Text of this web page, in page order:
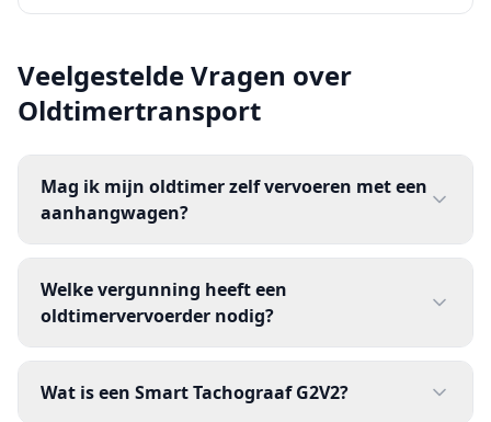
Veelgestelde Vragen over
Oldtimertransport
Mag ik mijn oldtimer zelf vervoeren met een
aanhangwagen?
Welke vergunning heeft een
oldtimervervoerder nodig?
Wat is een Smart Tachograaf G2V2?